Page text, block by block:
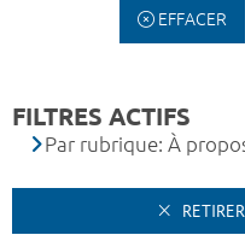
EFFACER
FILTRES ACTIFS
Par rubrique: À